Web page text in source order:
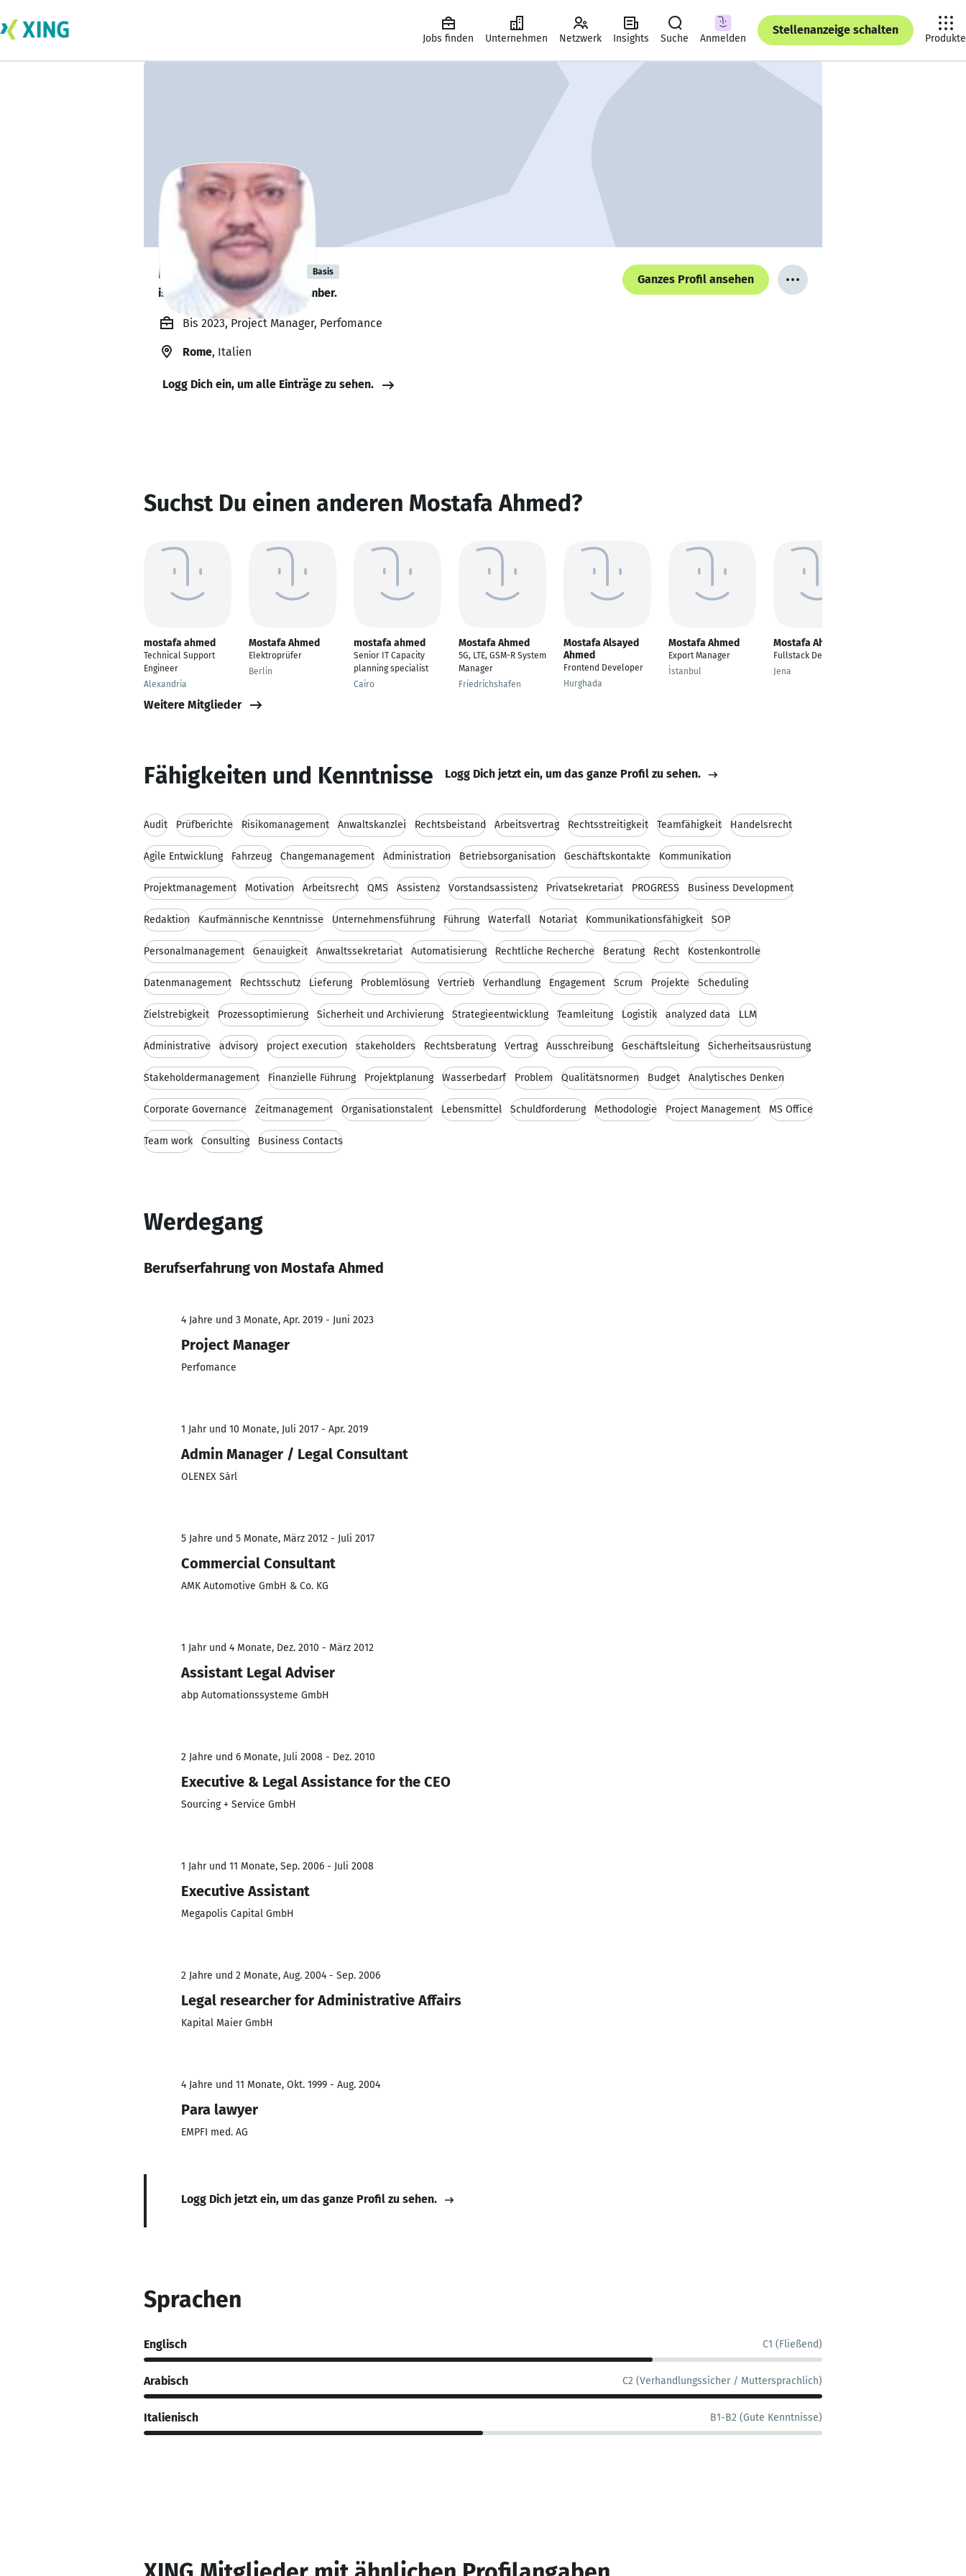
Jobs finden Unternehmen Netzwerk Insights Suche Anmelden
Stellenanzeige schalten
Produkte
Mostafa Ahmed Basis
is looking for a new team member.
Ganzes Profil ansehen
Bis 2023, Project Manager, Perfomance
Rome, Italien
Logg Dich ein, um alle Einträge zu sehen.
Suchst Du einen anderen Mostafa Ahmed?
mostafa ahmed
Technical Support
Engineer
Alexandria
Mostafa Ahmed
Elektroprüfer
Berlin
mostafa ahmed
Senior IT Capacity
planning specialist
Cairo
Mostafa Ahmed
5G, LTE, GSM-R System
Manager
Friedrichshafen
Mostafa Alsayed
Ahmed
Frontend Developer
Hurghada
Mostafa Ahmed
Export Manager
İstanbul
Mostafa Ahmed
Fullstack Developer
Jena
Weitere Mitglieder
Fähigkeiten und Kenntnisse Logg Dich jetzt ein, um das ganze Profil zu sehen.
Audit Prüfberichte Risikomanagement Anwaltskanzlei Rechtsbeistand Arbeitsvertrag Rechtsstreitigkeit Teamfähigkeit Handelsrecht
Agile Entwicklung Fahrzeug Changemanagement Administration Betriebsorganisation Geschäftskontakte Kommunikation
Projektmanagement Motivation Arbeitsrecht QMS Assistenz Vorstandsassistenz Privatsekretariat PROGRESS Business Development
Redaktion Kaufmännische Kenntnisse Unternehmensführung Führung Waterfall Notariat Kommunikationsfähigkeit SOP
Personalmanagement Genauigkeit Anwaltssekretariat Automatisierung Rechtliche Recherche Beratung Recht Kostenkontrolle
Datenmanagement Rechtsschutz Lieferung Problemlösung Vertrieb Verhandlung Engagement Scrum Projekte Scheduling
Zielstrebigkeit Prozessoptimierung Sicherheit und Archivierung Strategieentwicklung Teamleitung Logistik analyzed data LLM
Administrative advisory project execution stakeholders Rechtsberatung Vertrag Ausschreibung Geschäftsleitung Sicherheitsausrüstung
Stakeholdermanagement Finanzielle Führung Projektplanung Wasserbedarf Problem Qualitätsnormen Budget Analytisches Denken
Corporate Governance Zeitmanagement Organisationstalent Lebensmittel Schuldforderung Methodologie Project Management MS Office
Team work Consulting Business Contacts
Werdegang
Berufserfahrung von Mostafa Ahmed
4 Jahre und 3 Monate, Apr. 2019 - Juni 2023
Project Manager
Perfomance
1 Jahr und 10 Monate, Juli 2017 - Apr. 2019
Admin Manager / Legal Consultant
OLENEX Sàrl
5 Jahre und 5 Monate, März 2012 - Juli 2017
Commercial Consultant
AMK Automotive GmbH & Co. KG
1 Jahr und 4 Monate, Dez. 2010 - März 2012
Assistant Legal Adviser
abp Automationssysteme GmbH
2 Jahre und 6 Monate, Juli 2008 - Dez. 2010
Executive & Legal Assistance for the CEO
Sourcing + Service GmbH
1 Jahr und 11 Monate, Sep. 2006 - Juli 2008
Executive Assistant
Megapolis Capital GmbH
2 Jahre und 2 Monate, Aug. 2004 - Sep. 2006
Legal researcher for Administrative Affairs
Kapital Maier GmbH
4 Jahre und 11 Monate, Okt. 1999 - Aug. 2004
Para lawyer
EMPFI med. AG
Logg Dich jetzt ein, um das ganze Profil zu sehen.
Sprachen
Englisch C1 (Fließend)
Arabisch C2 (Verhandlungssicher / Muttersprachlich)
Italienisch B1-B2 (Gute Kenntnisse)